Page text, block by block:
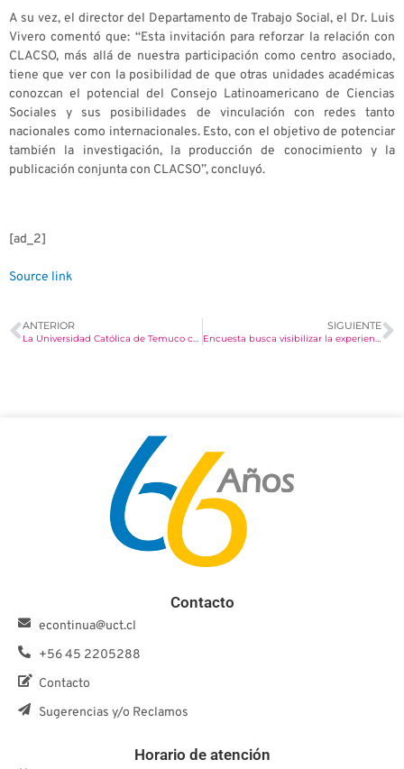
A su vez, el director del Departamento de Trabajo Social, el Dr. Luis
Vivero comentó que: “Esta invitación para reforzar la relación con
CLACSO, más allá de nuestra participación como centro asociado,
tiene que ver con la posibilidad de que otras unidades académicas
conozcan el potencial del Consejo Latinoamericano de Ciencias
Sociales y sus posibilidades de vinculación con redes tanto
nacionales como internacionales. Esto, con el objetivo de potenciar
también la investigación, la producción de conocimiento y la
publicación conjunta con CLACSO”, concluyó.
[ad_2]
Source link
ANTERIOR SIGUIENTE
Contacto
econtinua@uct.cl
+56 45 2205288
Contacto
Sugerencias y/o Reclamos
Horario de atención